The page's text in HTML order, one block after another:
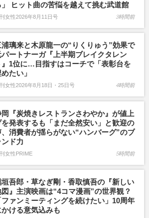
」 ヒット曲の苦悩を越えて挑む武道館
女性2026年8月11日号 3時間前
浦璃来と木原龍一の“りくりゅう”効果で
パートナーガ『上半期ブレイクタレン
』1位に…目指すはコーチで「表彰台を
たい」
女性2026年8月18日・25日号 4時間前
岡『炭焼きレストランさわやか』が値上
を発表するも「まだ全然安い」と歓迎の
、消費者が揺らがない“ハンバーグ”のブ
ンド力
女性PRIME 5時間前
垣吾郎・草なぎ剛・香取慎吾の『新しい
図』主演映画は“4コマ漫画”の世界観？
ファンミーティングを続けたい」10周年
かける意気込みも